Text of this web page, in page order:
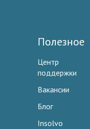
Полезное
Центр
поддержки
Вакансии
Блог
Insolvo